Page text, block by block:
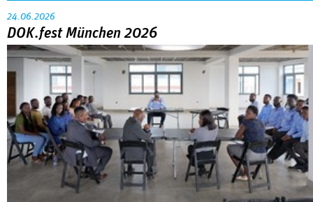
FESTIVALBERICHTE
24.06.2026
DOK.fest München 2026